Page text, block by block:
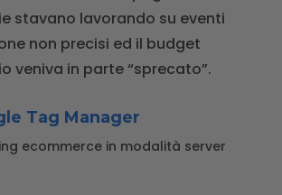
stavano lavorando su eventi
non precisi ed il budget
veniva in parte “sprecato”.
Tag Manager
ecommerce in modalità server